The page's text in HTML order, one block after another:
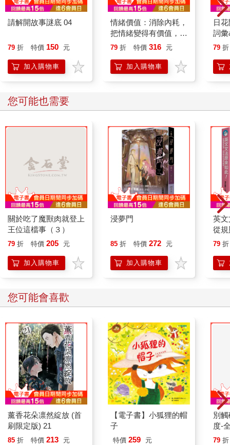
請解開故事謎底 04
79 折 特價 150 元
加入購物車
情緒價值：消除內耗，
把情緒變得有價值，跟
誰都能自在相處
79 折 特價 316 元
加入購物車
日
詞
79 折
您可能也需要
關於吃了魔獸肉就登上
王位這檔事（３）
79 折 特價 205 元
加入購物車
浸夢門
85 折 特價 272 元
加入購物車
英
從
好
79 折
您可能會喜歡
薰香花朵凛然綻放 (首
刷限定版) 21
85 折 特價 213 元
【電子書】小狐狸的帽
子
特價 259 元
別
度-
79 折